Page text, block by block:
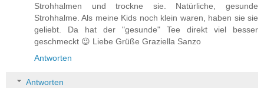
Strohhalmen und trockne sie. Natürliche, gesunde
Strohhalme. Als meine Kids noch klein waren, haben sie sie
geliebt. Da hat der "gesunde" Tee direkt viel besser
geschmeckt 😉 Liebe Grüße Graziella Sanzo
Antworten
Antworten